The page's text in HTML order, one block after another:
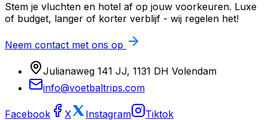
Stem je vluchten en hotel af op jouw voorkeuren. Luxe
of budget, langer of korter verblijf - wij regelen het!
Neem contact met ons op
Julianaweg 141 JJ, 1131 DH Volendam
info@voetbaltrips.com
Facebook X Instagram Tiktok